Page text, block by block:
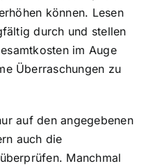
können. Lesen
durch und stellen
im Auge
Überraschungen zu
auf den angegebenen
auch die
Manchmal